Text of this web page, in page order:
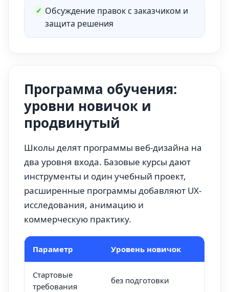
✓ Обсуждение правок с заказчиком и
защита решения
Программа обучения:
уровни новичок и
продвинутый
Школы делят программы веб-дизайна на
два уровня входа. Базовые курсы дают
инструменты и один учебный проект,
расширенные программы добавляют UX-
исследования, анимацию и
коммерческую практику.
Параметр Уровень новичок
Стартовые
требования
без подготовки